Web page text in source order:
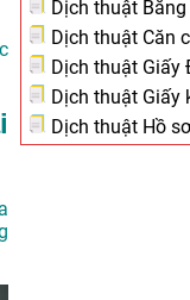
Dịch thuật
Dịch thuật Căn
Dịch thuật Giấy
Dịch thuật Giấy
Dịch thuật Hồ